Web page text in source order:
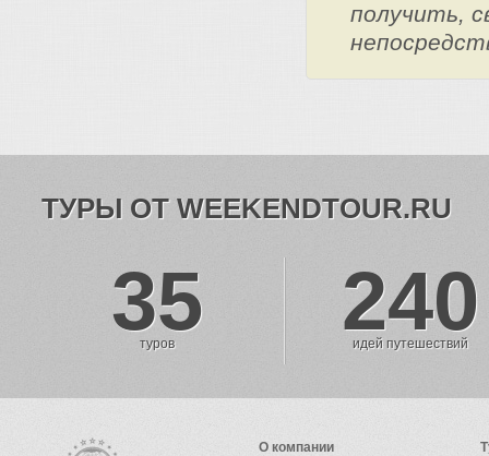
получить,
ТУРЫ ОТ WEEKENDTOUR.RU
35
туров 240
идей путешествий
О компании